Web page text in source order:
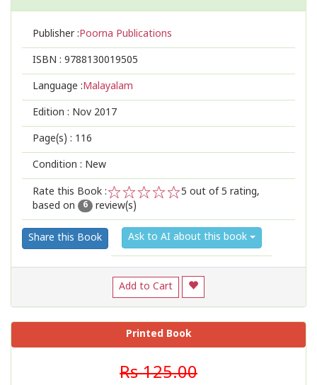
Publisher :Poorna Publications
ISBN : 9788130019505
Language :Malayalam
Edition : Nov 2017
Page(s) : 116
Condition : New
Rate this Book :
2
1
5 out of 5 rating,
based on
6 review(s)
Share this Book Ask to AI about this book
Add to Cart
Printed Book
Rs 125.00